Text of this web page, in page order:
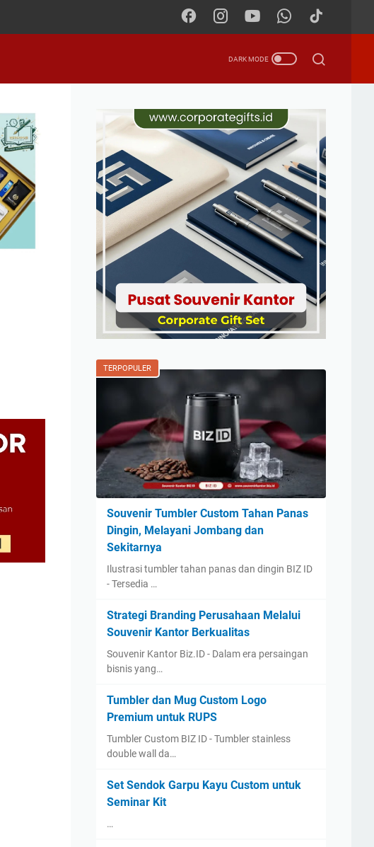
TERPOPULER
Souvenir Tumbler Custom Tahan Panas
Dingin, Melayani Jombang dan
Sekitarnya
Ilustrasi tumbler tahan panas dan dingin BIZ ID
- Tersedia …
Strategi Branding Perusahaan Melalui
Souvenir Kantor Berkualitas
Souvenir Kantor Biz.ID - Dalam era persaingan
bisnis yang…
Tumbler dan Mug Custom Logo
Premium untuk RUPS
Tumbler Custom BIZ ID - Tumbler stainless
double wall da…
Set Sendok Garpu Kayu Custom untuk
Seminar Kit
…